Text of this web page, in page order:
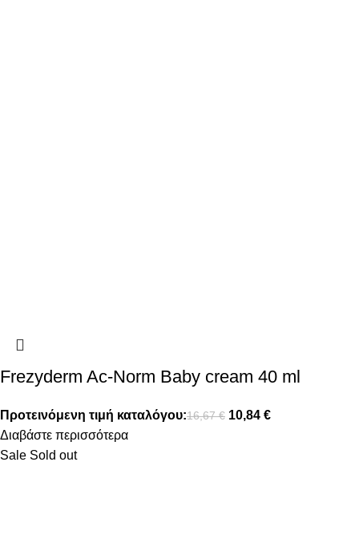
Frezyderm Ac-Norm Baby cream 40 ml
Προτεινόμενη τιμή καταλόγου:16,67€ 10,84 €
Διαβάστε περισσότερα
Sale Sold out